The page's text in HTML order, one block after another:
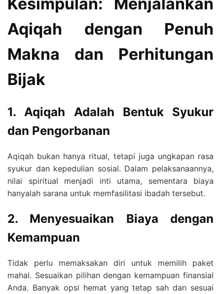
Kesimpulan: Menjalankan
Aqiqah dengan Penuh
Makna dan Perhitungan
Bijak
1. Aqiqah Adalah Bentuk Syukur
dan Pengorbanan
Aqiqah bukan hanya ritual, tetapi juga ungkapan rasa
syukur dan kepedulian sosial. Dalam pelaksanaannya,
nilai spiritual menjadi inti utama, sementara biaya
hanyalah sarana untuk memfasilitasi ibadah tersebut.
2. Menyesuaikan Biaya dengan
Kemampuan
Tidak perlu memaksakan diri untuk memilih paket
mahal. Sesuaikan pilihan dengan kemampuan finansial
Anda. Banyak opsi hemat yang tetap sah dan sesuai